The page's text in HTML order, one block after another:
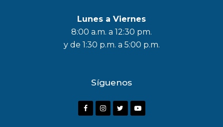
Lunes a Viernes
8:00 a.m. a 12:30 pm.
y de 1:30 p.m. a 5:00 p.m.
Síguenos
F
I
Y